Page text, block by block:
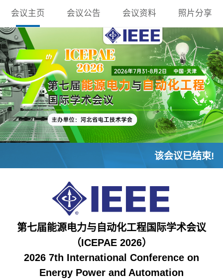
会议主页 会议公告 会议资料 照片分享
该会议已结束!
第七届能源电力与自动化工程国际学术会议
（ICEPAE 2026）
2026 7th International Conference on
Energy Power and Automation